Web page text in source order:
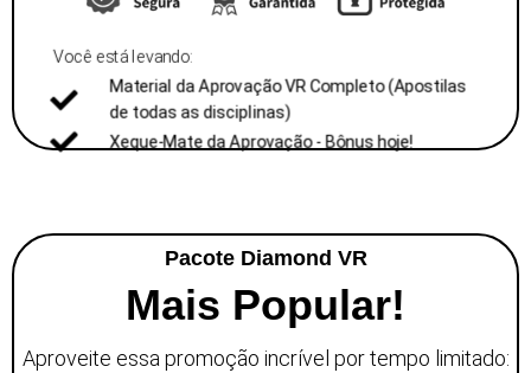
Você está levando:
Material da Aprovação VR Completo (Apostilas
de todas as disciplinas)
Xeque-Mate da Aprovação - Bônus hoje!
Pacote Diamond VR
Mais Popular!
Aproveite essa promoção incrível por tempo limitado: